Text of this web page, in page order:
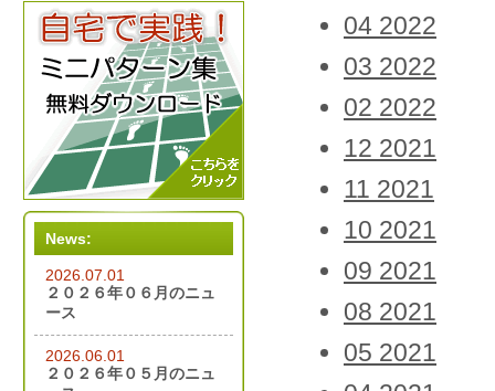
News:
2026.07.01
２０２６年０６月のニュ
ース
2026.06.01
２０２６年０５月のニュ
04 2022
03 2022
02 2022
12 2021
11 2021
10 2021
09 2021
08 2021
05 2021